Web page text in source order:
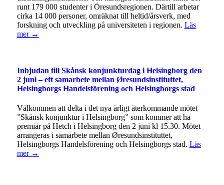
runt 179 000 studenter i Öresundsregionen. Därtill arbetar
cirka 14 000 personer, omräknat till heltid/årsverk, med
forskning och utveckling på universiteten i regionen. Läs
mer →
Inbjudan till Skånsk konjunkturdag i Helsingborg den
2 juni – ett samarbete mellan Øresundsinstituttet,
Helsingborgs Handelsförening och Helsingborgs stad
Välkommen att delta i det nya årligt återkommande mötet
”Skånsk konjunktur i Helsingborg” som kommer att ha
premiär på Hetch i Helsingborg den 2 juni kl 15.30. Mötet
arrangeras i samarbete mellan Øresundsinstituttet,
Helsingborgs Handelsförening och Helsingborgs stad. Läs
mer →